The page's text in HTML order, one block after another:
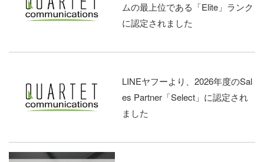
ムの最上位である「Elite」ランク
に認定されました
LINEヤフーより、2026年度のSal
es Partner「Select」に認定され
ました